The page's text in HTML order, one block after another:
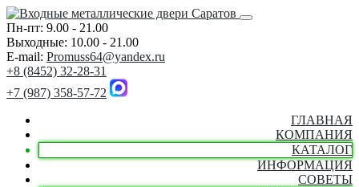
Пн-пт: 9.00 - 21.00
Выходные: 10.00 - 21.00
E-mail: Promuss64@yandex.ru
+8 (8452) 32-28-31
+7 (987) 358-57-72
ГЛАВНАЯ
КОМПАНИЯ
КАТАЛОГ
ИНФОРМАЦИЯ
СОВЕТЫ